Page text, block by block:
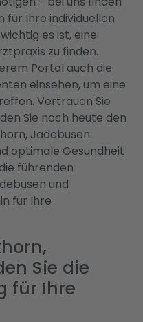
für Ihre individuellen
es ist, eine
zu finden.
Portal auch die
einsehen, um eine
Vertrauen Sie
Sie noch heute den
Jadebusen.
optimale Gesundheit
führenden
und
für Ihre
Sie die
für Ihre